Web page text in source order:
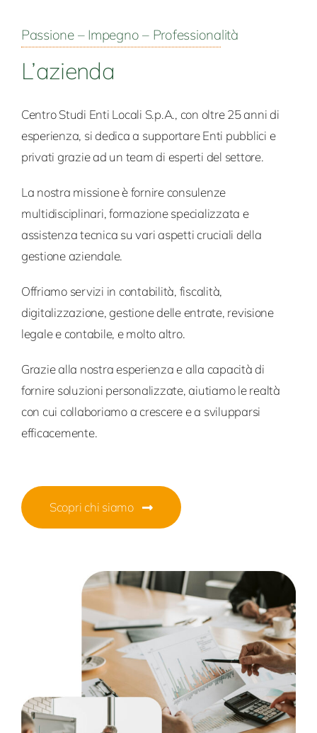
Passione – Impegno – Professionalità
L’azienda
Centro Studi Enti Locali S.p.A., con oltre 25 anni di
esperienza, si dedica a supportare Enti pubblici e
privati grazie ad un team di esperti del settore.
La nostra missione è fornire consulenze
multidisciplinari,formazione specializzata e
assistenza tecnica su vari aspetti cruciali della
gestione aziendale.
Offriamo servizi in contabilità, fiscalità,
digitalizzazione, gestione delle entrate, revisione
legale e contabile, e molto altro.
Grazie alla nostra esperienza e alla capacità di
fornire soluzioni personalizzate, aiutiamo le realtà
con cui collaboriamo a crescere e a svilupparsi
efficacemente.
Scopri chi siamo